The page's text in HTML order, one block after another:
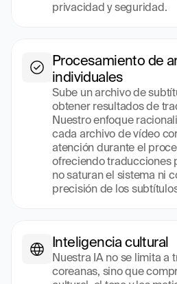
privacidad y seguridad.
Procesamiento de
individuales
Sube un archivo de
obtener resultados de
Nuestro enfoque
cada archivo de vídeo
atención durante el
ofreciendo traducciones
no saturan el sistema ni
precisión de los
Inteligencia cultural
Nuestra IA no se limita a
coreanas, sino que